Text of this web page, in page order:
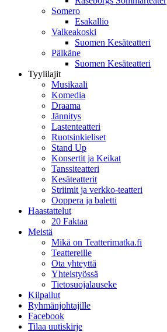
Somero
Esakallio
Valkeakoski
Suomen Kesäteatteri
Pälkäne
Suomen Kesäteatteri
Tyylilajit
Musikaali
Komedia
Draama
Jännitys
Lastenteatteri
Ruotsinkieliset
Stand Up
Konsertit ja Keikat
Tanssiteatteri
Kesäteatterit
Striimit ja verkko-teatteri
Ooppera ja baletti
Haastattelut
20 Faktaa
Meistä
Mikä on Teatterimatka.fi
Teattereille
Ota yhteyttä
Yhteistyössä
Tietosuojalauseke
Kilpailut
Ryhmänjohtajille
Facebook
Tilaa uutiskirje